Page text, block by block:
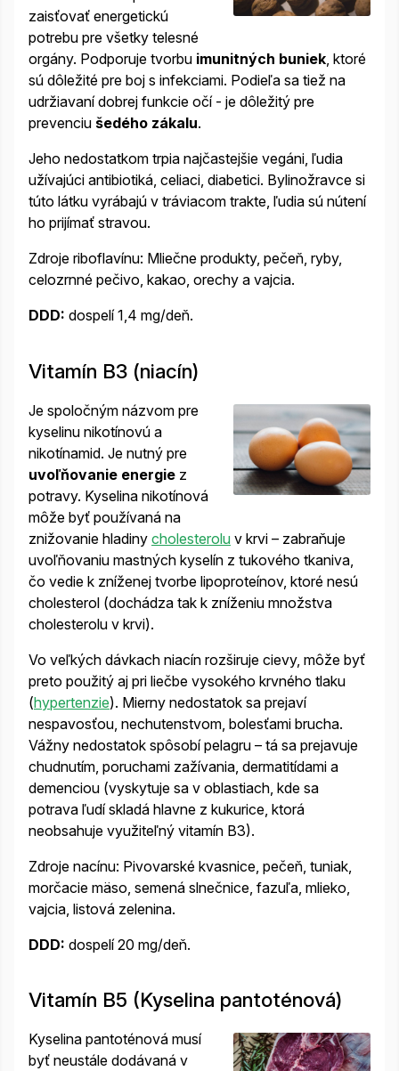
zaisťovať energetickú
potrebu pre všetky telesné
orgány. Podporuje tvorbu imunitných buniek, ktoré
sú dôležité pre boj s infekciami. Podieľa sa tiež na
udržiavaní dobrej funkcie očí - je dôležitý pre
prevenciu šedého zákalu.
Jeho nedostatkom trpia najčastejšie vegáni, ľudia
užívajúci antibiotiká, celiaci, diabetici. Bylinožravce si
túto látku vyrábajú v tráviacom trakte, ľudia sú nútení
ho prijímať stravou.
Zdroje riboflavínu: Mliečne produkty, pečeň, ryby,
celozrnné pečivo, kakao, orechy a vajcia.
DDD: dospelí 1,4 mg/deň.
Vitamín B3 (niacín)
Je spoločným názvom pre
kyselinu nikotínovú a
nikotínamid. Je nutný pre
uvoľňovanie energie z
potravy. Kyselina nikotínová
môže byť používaná na
znižovanie hladiny cholesterolu v krvi – zabraňuje
uvoľňovaniu mastných kyselín z tukového tkaniva,
čo vedie k zníženej tvorbe lipoproteínov, ktoré nesú
cholesterol (dochádza tak k zníženiu množstva
cholesterolu v krvi).
Vo veľkých dávkach niacín rozširuje cievy, môže byť
preto použitý aj pri liečbe vysokého krvného tlaku
(hypertenzie). Mierny nedostatok sa prejaví
nespavosťou, nechutenstvom, bolesťami brucha.
Vážny nedostatok spôsobí pelagru – tá sa prejavuje
chudnutím, poruchami zažívania, dermatitídami a
demenciou (vyskytuje sa v oblastiach, kde sa
potrava ľudí skladá hlavne z kukurice, ktorá
neobsahuje využiteľný vitamín B3).
Zdroje nacínu: Pivovarské kvasnice, pečeň, tuniak,
morčacie mäso, semená slnečnice, fazuľa, mlieko,
vajcia, listová zelenina.
DDD: dospelí 20 mg/deň.
Vitamín B5 (Kyselina pantoténová)
Kyselina pantoténová musí
byť neustále dodávaná v